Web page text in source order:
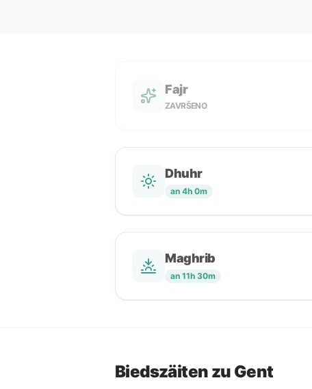
Fajr
ZAVRŠENO
Dhuhr
an 4h 0m
Maghrib
an 11h 30m
Biedszäiten zu Gent